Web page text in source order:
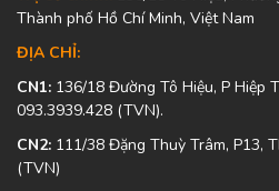
Thành phố Hồ Chí Minh, Việt Nam
ĐỊA CHỈ:
CN1: 136/18 Đường Tô Hiệu, P Hiệp
093.3939.428 (TVN).
CN2: 111/38 Đặng Thuỳ Trâm, P13,
(TVN)